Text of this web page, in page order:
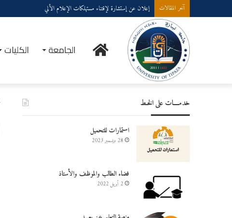
آخر المقالات إعلان عن إستشارة لإقتناء مستهلكات الإعلام الألي
الرئيسيةالجامعة الكليات
خدمــــات على الخـط
استمارات للتحميل
28 ديسمبر 2023
فضاء الطالب والموظف والأستاذ
2 أبريل 2022